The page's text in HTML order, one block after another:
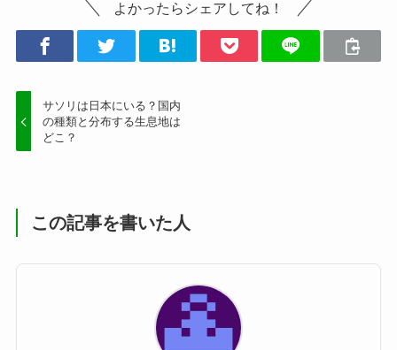
よかったらシェアしてね！
サソリは日本にいる？国内
の種類と分布する生息地は
どこ？
この記事を書いた人